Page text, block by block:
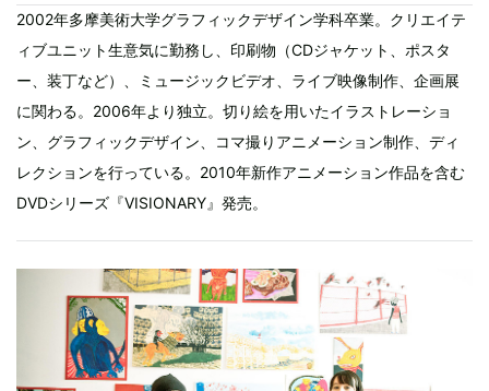
2002年多摩美術大学グラフィックデザイン学科卒業。クリエイテ
ィブユニット生意気に勤務し、印刷物（CDジャケット、ポスタ
ー、装丁など）、ミュージックビデオ、ライブ映像制作、企画展
に関わる。2006年より独立。切り絵を用いたイラストレーショ
ン、グラフィックデザイン、コマ撮りアニメーション制作、ディ
レクションを行っている。2010年新作アニメーション作品を含む
DVDシリーズ『VISIONARY』発売。